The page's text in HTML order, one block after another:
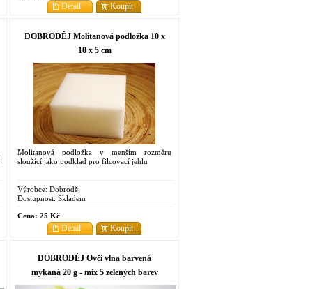
Koupit
Detail
DOBRODĚJ Molitanová podložka 10 x
10 x 5 cm
Molitanová podložka v menším rozměru
sloužící jako podklad pro filcovací jehlu
Výrobce: Dobroděj
Dostupnost: Skladem
Cena: 25 Kč
Koupit
Detail
DOBRODĚJ Ovčí vlna barvená
mykaná 20 g - mix 5 zelených barev